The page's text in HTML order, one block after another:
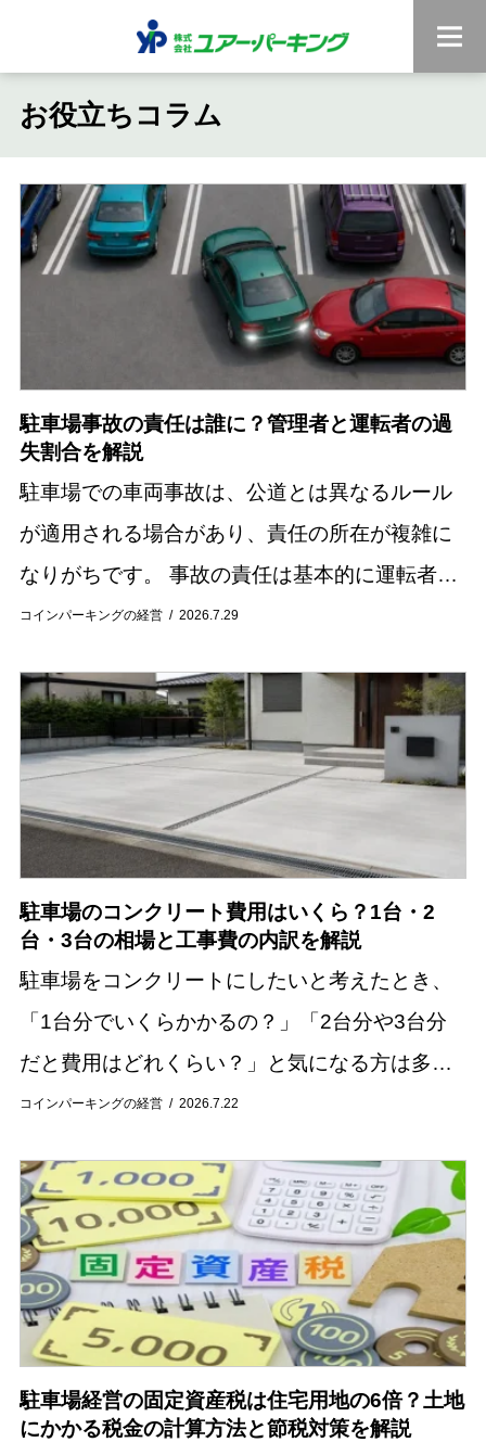
お役立ちコラム
コインパーキングの経営 2026.7.29
駐車場事故の責任は誰に？管理者と運転者の過
失割合を解説
駐車場での車両事故は、公道とは異なるルール
が適用される場合があり、責任の所在が複雑に
なりがちです。 事故の責任は基本的に運転者同
士の過失割合によって決まりますが、駐車場の
この記...
コインパーキングの経営 2026.7.22
駐車場のコンクリート費用はいくら？1台・2
台・3台の相場と工事費の内訳を解説
駐車場をコンクリートにしたいと考えたとき、
「1台分でいくらかかるの？」「2台分や3台分
だと費用はどれくらい？」と気になる方は多い
のではないでしょうか。 駐車場のコンクリート
によっ...
駐車場経営の固定資産税は住宅用地の6倍？土地
にかかる税金の計算方法と節税対策を解説